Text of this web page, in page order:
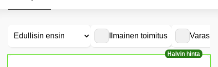
Ilmainen toimitus
Halvin hinta